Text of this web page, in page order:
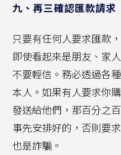
九、再三確認匯款請求
只要有任何人要求匯款
即使看起來是朋友、家
不要輕信。務必透過各
本人。如果有人要求你
發送給他們，那百分之
事先安排好的，否則要
也是詐騙。